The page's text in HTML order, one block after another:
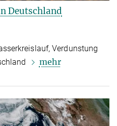
Deutschland
Verdunstung
mehr